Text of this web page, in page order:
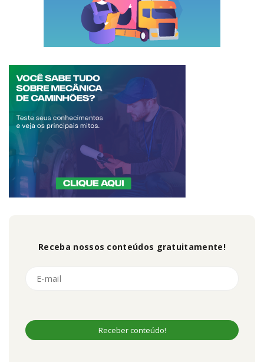
Receba nossos conteúdos gratuitamente!